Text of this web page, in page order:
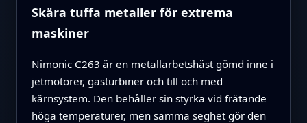
Skära tuffa metaller för extrema
maskiner
Nimonic C263 är en metallarbets­häst gömd inne i
jetmotorer, gasturbiner och till och med
kärnsystem. Den behåller sin styrka vid frätande
höga temperaturer, men samma seghet gör den